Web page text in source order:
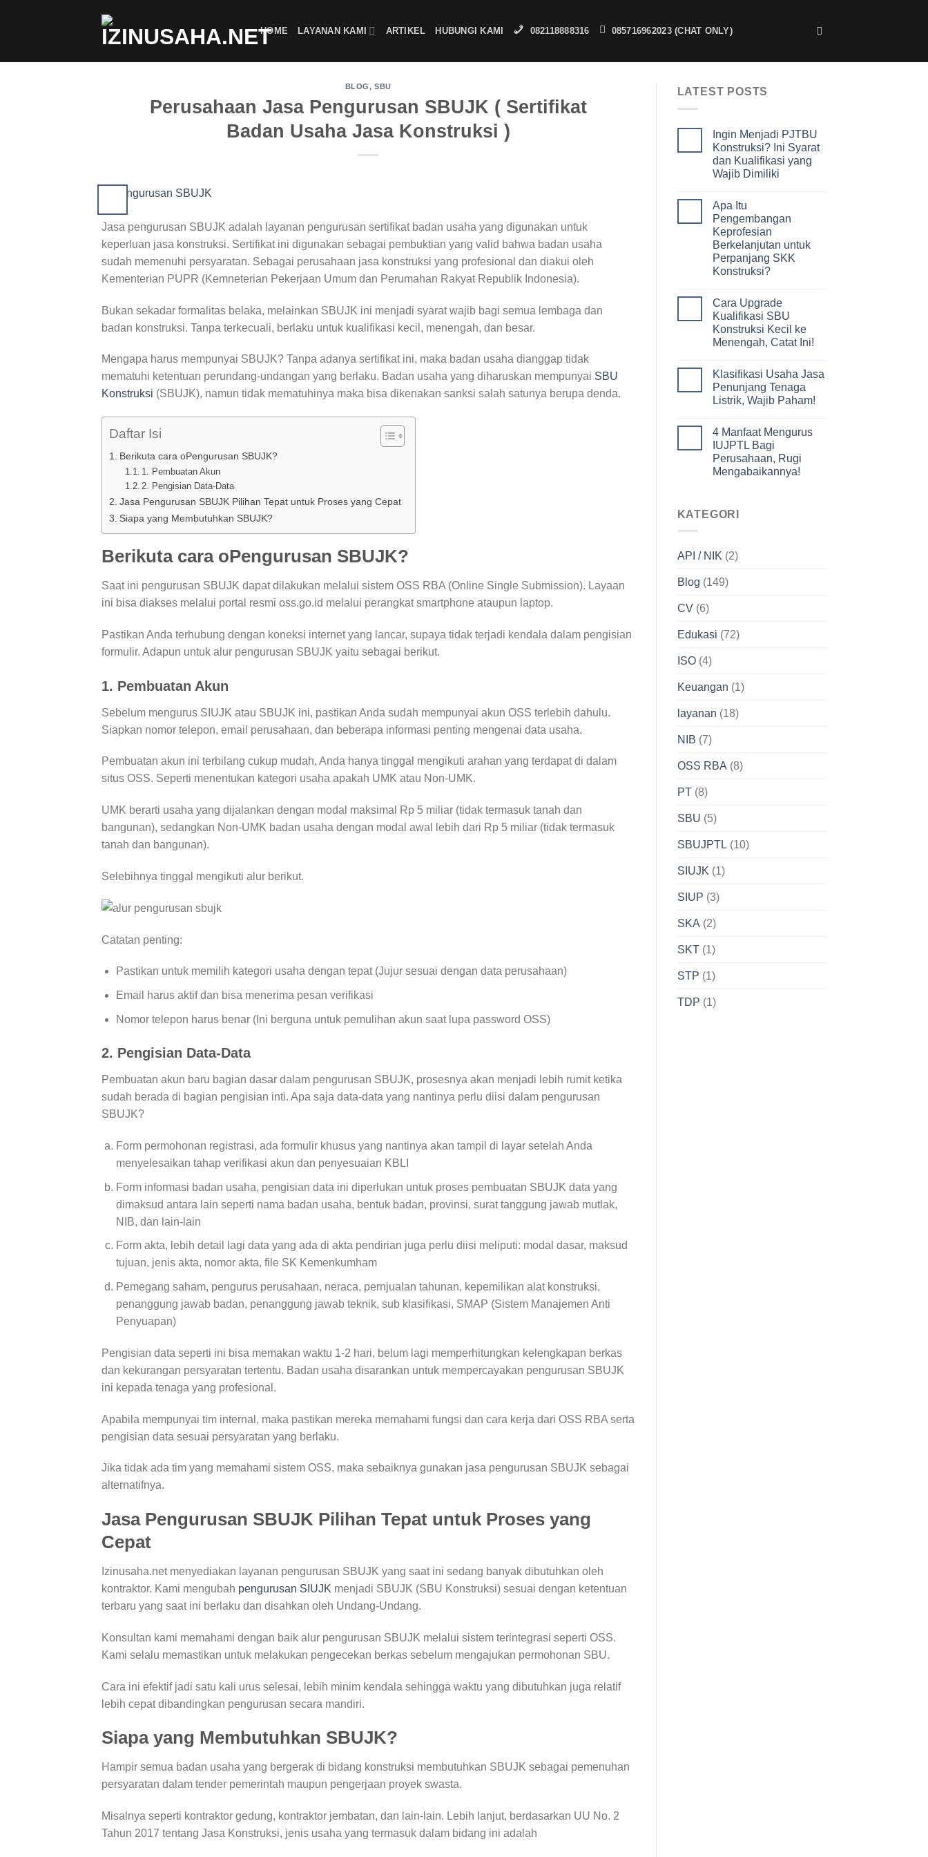
HOME LAYANAN KAMI ARTIKEL HUBUNGI KAMI 082118888316 085716962023 (CHAT ONLY)
BLOG,SBU
Perusahaan Jasa Pengurusan SBUJK ( Sertifikat
Badan Usaha Jasa Konstruksi )
Jasa pengurusan SBUJK adalah layanan pengurusan sertifikat badan usaha yang digunakan untuk
keperluan jasa konstruksi. Sertifikat ini digunakan sebagai pembuktian yang valid bahwa badan usaha
sudah memenuhi persyaratan. Sebagai perusahaan jasa konstruksi yang profesional dan diakui oleh
Kementerian PUPR (Kemneterian Pekerjaan Umum dan Perumahan Rakyat Republik Indonesia).
Bukan sekadar formalitas belaka, melainkan SBUJK ini menjadi syarat wajib bagi semua lembaga dan
badan konstruksi. Tanpa terkecuali, berlaku untuk kualifikasi kecil, menengah, dan besar.
Mengapa harus mempunyai SBUJK? Tanpa adanya sertifikat ini, maka badan usaha dianggap tidak
mematuhi ketentuan perundang-undangan yang berlaku. Badan usaha yang diharuskan mempunyai SBU
Konstruksi (SBUJK), namun tidak mematuhinya maka bisa dikenakan sanksi salah satunya berupa denda.
Daftar Isi
Berikuta cara oPengurusan SBUJK?
1. Pembuatan Akun
2. Pengisian Data-Data
Jasa Pengurusan SBUJK Pilihan Tepat untuk Proses yang Cepat
Siapa yang Membutuhkan SBUJK?
Berikuta cara oPengurusan SBUJK?
Saat ini pengurusan SBUJK dapat dilakukan melalui sistem OSS RBA (Online Single Submission). Layaan
ini bisa diakses melalui portal resmi oss.go.id melalui perangkat smartphone ataupun laptop.
Pastikan Anda terhubung dengan koneksi internet yang lancar, supaya tidak terjadi kendala dalam pengisian
formulir. Adapun untuk alur pengurusan SBUJK yaitu sebagai berikut.
1. Pembuatan Akun
Sebelum mengurus SIUJK atau SBUJK ini, pastikan Anda sudah mempunyai akun OSS terlebih dahulu.
Siapkan nomor telepon, email perusahaan, dan beberapa informasi penting mengenai data usaha.
Pembuatan akun ini terbilang cukup mudah, Anda hanya tinggal mengikuti arahan yang terdapat di dalam
situs OSS. Seperti menentukan kategori usaha apakah UMK atau Non-UMK.
UMK berarti usaha yang dijalankan dengan modal maksimal Rp 5 miliar (tidak termasuk tanah dan
bangunan), sedangkan Non-UMK badan usaha dengan modal awal lebih dari Rp 5 miliar (tidak termasuk
tanah dan bangunan).
Selebihnya tinggal mengikuti alur berikut.
Catatan penting:
Pastikan untuk memilih kategori usaha dengan tepat (Jujur sesuai dengan data perusahaan)
Email harus aktif dan bisa menerima pesan verifikasi
Nomor telepon harus benar (Ini berguna untuk pemulihan akun saat lupa password OSS)
2. Pengisian Data-Data
Pembuatan akun baru bagian dasar dalam pengurusan SBUJK, prosesnya akan menjadi lebih rumit ketika
sudah berada di bagian pengisian inti. Apa saja data-data yang nantinya perlu diisi dalam pengurusan
SBUJK?
Form permohonan registrasi, ada formulir khusus yang nantinya akan tampil di layar setelah Anda
menyelesaikan tahap verifikasi akun dan penyesuaian KBLI
Form informasi badan usaha, pengisian data ini diperlukan untuk proses pembuatan SBUJK data yang
dimaksud antara lain seperti nama badan usaha, bentuk badan, provinsi, surat tanggung jawab mutlak,
NIB, dan lain-lain
Form akta, lebih detail lagi data yang ada di akta pendirian juga perlu diisi meliputi: modal dasar, maksud
tujuan, jenis akta, nomor akta, file SK Kemenkumham
Pemegang saham, pengurus perusahaan, neraca, pernjualan tahunan, kepemilikan alat konstruksi,
penanggung jawab badan, penanggung jawab teknik, sub klasifikasi, SMAP (Sistem Manajemen Anti
Penyuapan)
Pengisian data seperti ini bisa memakan waktu 1-2 hari, belum lagi memperhitungkan kelengkapan berkas
dan kekurangan persyaratan tertentu. Badan usaha disarankan untuk mempercayakan pengurusan SBUJK
ini kepada tenaga yang profesional.
Apabila mempunyai tim internal, maka pastikan mereka memahami fungsi dan cara kerja dari OSS RBA serta
pengisian data sesuai persyaratan yang berlaku.
Jika tidak ada tim yang memahami sistem OSS, maka sebaiknya gunakan jasa pengurusan SBUJK sebagai
alternatifnya.
Jasa Pengurusan SBUJK Pilihan Tepat untuk Proses yang
Cepat
Izinusaha.net menyediakan layanan pengurusan SBUJK yang saat ini sedang banyak dibutuhkan oleh
kontraktor. Kami mengubah pengurusan SIUJK menjadi SBUJK (SBU Konstruksi) sesuai dengan ketentuan
terbaru yang saat ini berlaku dan disahkan oleh Undang-Undang.
Konsultan kami memahami dengan baik alur pengurusan SBUJK melalui sistem terintegrasi seperti OSS.
Kami selalu memastikan untuk melakukan pengecekan berkas sebelum mengajukan permohonan SBU.
Cara ini efektif jadi satu kali urus selesai, lebih minim kendala sehingga waktu yang dibutuhkan juga relatif
lebih cepat dibandingkan pengurusan secara mandiri.
Siapa yang Membutuhkan SBUJK?
Hampir semua badan usaha yang bergerak di bidang konstruksi membutuhkan SBUJK sebagai pemenuhan
persyaratan dalam tender pemerintah maupun pengerjaan proyek swasta.
Misalnya seperti kontraktor gedung, kontraktor jembatan, dan lain-lain. Lebih lanjut, berdasarkan UU No. 2
Tahun 2017 tentang Jasa Konstruksi, jenis usaha yang termasuk dalam bidang ini adalah
LATEST POSTS
Ingin Menjadi PJTBU
Konstruksi? Ini Syarat
dan Kualifikasi yang
Wajib Dimiliki
Apa Itu
Pengembangan
Keprofesian
Berkelanjutan untuk
Perpanjang SKK
Konstruksi?
Cara Upgrade
Kualifikasi SBU
Konstruksi Kecil ke
Menengah, Catat Ini!
Klasifikasi Usaha Jasa
Penunjang Tenaga
Listrik, Wajib Paham!
4 Manfaat Mengurus
IUJPTL Bagi
Perusahaan, Rugi
Mengabaikannya!
KATEGORI
API / NIK (2)
Blog (149)
CV(6)
Edukasi (72)
ISO(4)
Keuangan (1)
layanan (18)
NIB (7)
OSS RBA (8)
PT(8)
SBU (5)
SBUJPTL (10)
SIUJK (1)
SIUP (3)
SKA (2)
SKT(1)
STP (1)
TDP (1)